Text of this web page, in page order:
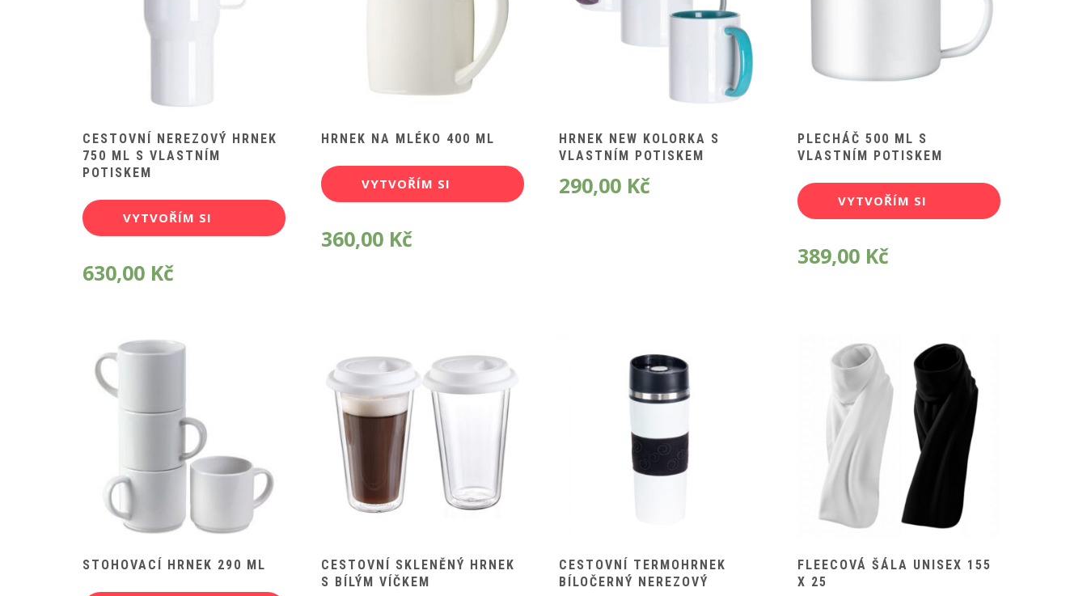
CESTOVNÍ NEREZOVÝ HRNEK
750 ML S VLASTNÍM
POTISKEM
VYTVOŘÍM SI
630,00 Kč
HRNEK NA MLÉKO 400 ML
VYTVOŘÍM SI
360,00 Kč
HRNEK NEW KOLORKA S
VLASTNÍM POTISKEM
290,00 Kč
PLECHÁČ 500 ML S
VLASTNÍM POTISKEM
VYTVOŘÍM SI
389,00 Kč
STOHOVACÍ HRNEK 290 ML
CESTOVNÍ SKLENĚNÝ HRNEK
S BÍLÝM VÍČKEM
CESTOVNÍ TERMOHRNEK
BÍLOČERNÝ NEREZOVÝ
FLEECOVÁ ŠÁLA UNISEX 155
X 25